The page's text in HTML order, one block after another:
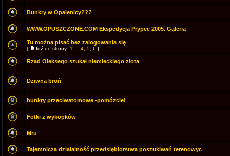
Bunkry w Opalenicy???
WWW.OPUSZCZONE.COM Ekspedycja Prypec 2005. Galeria
Tu można pisać bez zalogowania się
[ Idź do strony: 1 4 5 6 ]
Rząd Oleksego szukał niemieckiego złota
Dziwna broń
bunkry przeciwatomowe -pomózcie!
Fotki z wykopków
Mru
Tajemnicza działalność przedsiębiorstwa poszukiwań terenowyc